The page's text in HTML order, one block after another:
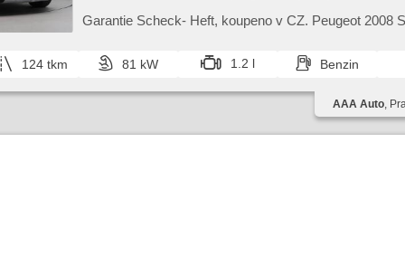
Reifendrucksensor, USB, 6x Airbag, Parkassistent, El.
Garantie Scheck​- Heft,​ koupeno v CZ. Peugeot 2008
124 tkm 81 kW 1.2 l Benzin
AAA Auto,